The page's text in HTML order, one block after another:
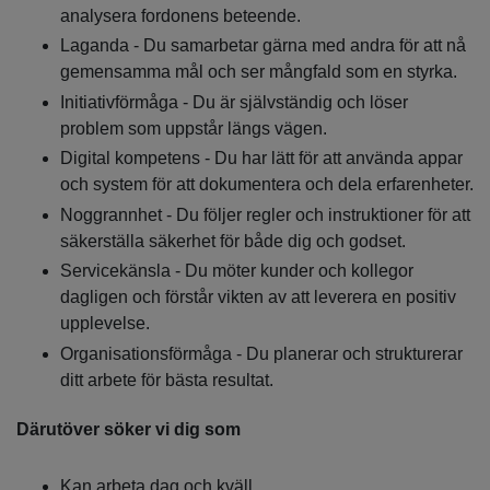
analysera fordonens beteende.
Laganda - Du samarbetar gärna med andra för att nå
gemensamma mål och ser mångfald som en styrka.
Initiativförmåga - Du är självständig och löser
problem som uppstår längs vägen.
Digital kompetens - Du har lätt för att använda appar
och system för att dokumentera och dela erfarenheter.
Noggrannhet - Du följer regler och instruktioner för att
säkerställa säkerhet för både dig och godset.
Servicekänsla - Du möter kunder och kollegor
dagligen och förstår vikten av att leverera en positiv
upplevelse.
Organisationsförmåga - Du planerar och strukturerar
ditt arbete för bästa resultat.
Därutöver söker vi dig som
Kan arbeta dag och kväll